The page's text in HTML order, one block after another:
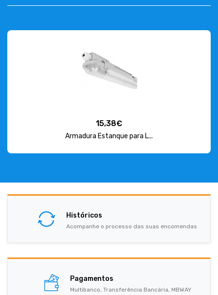
15,38€
Armadura Estanque para L...
Históricos
Acompanhe o processo das suas encomendas
Pagamentos
Multibanco, Transferência Bancária, MBWAY